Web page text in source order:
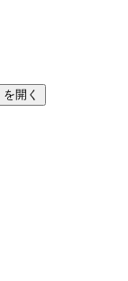
を開く